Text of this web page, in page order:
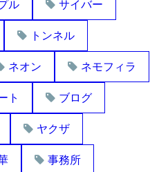
ル サイバー
トンネル
ネオン ネモフィラ
ト ブログ
ヤクザ
事務所